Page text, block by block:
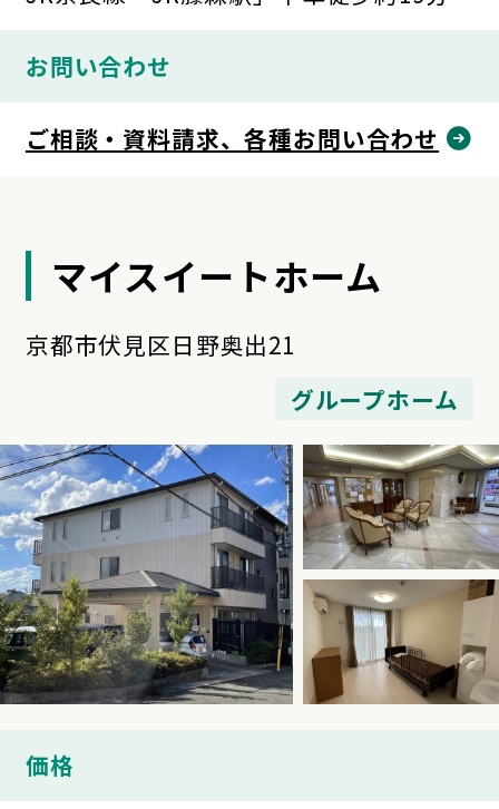
お問い合わせ
ご相談・資料請求、各種お問い合わせ
マイスイートホーム
京都市伏見区日野奥出21
グループホーム
価格